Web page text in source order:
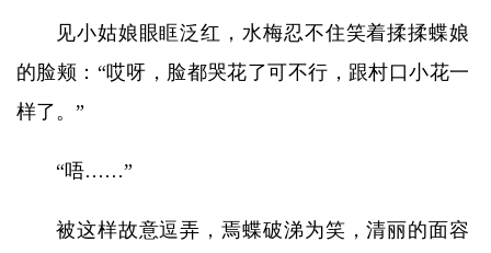
见小姑娘眼眶泛红，水梅忍不住笑着揉揉蝶娘
的脸颊：“哎呀，脸都哭花了可不行，跟村口小花一
样了。”
“唔……”
被这样故意逗弄，焉蝶破涕为笑，清丽的面容